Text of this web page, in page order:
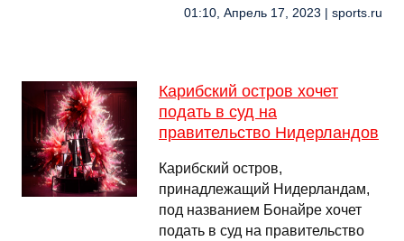
01:10, Апрель 17, 2023 | sports.ru
Карибский остров хочет
подать в суд на
правительство Нидерландов
Карибский остров,
принадлежащий Нидерландам,
под названием Бонайре хочет
подать в суд на правительство